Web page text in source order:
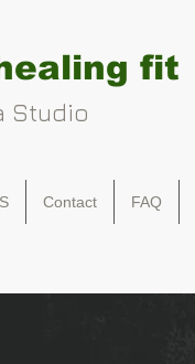
fit
Studio
Contact FAQ